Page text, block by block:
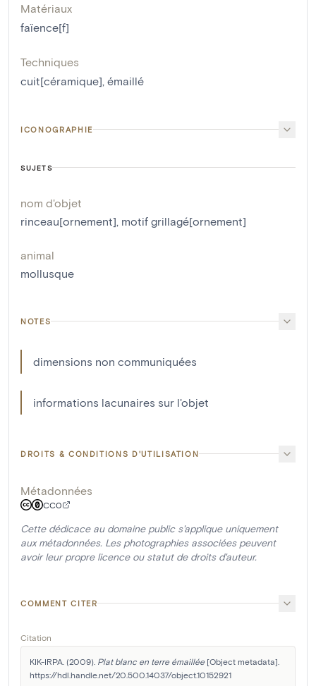
Matériaux
faïence[f]
Techniques
cuit[céramique] émaillé
ICONOGRAPHIE
SUJETS
nom d'objet
rinceau[ornement] motif grillagé[ornement]
animal
mollusque
NOTES
dimensions non communiquées
informations lacunaires sur l'objet
DROITS & CONDITIONS D'UTILISATION
Métadonnées
CC0
Cette dédicace au domaine public s'applique uniquement
aux métadonnées. Les photographies associées peuvent
avoir leur propre licence ou statut de droits d'auteur.
COMMENT CITER
Citation
KIK-IRPA. (2009). Plat blanc en terre émaillée [Object metadata].
https://hdl.handle.net/20.500.14037/object.10152921